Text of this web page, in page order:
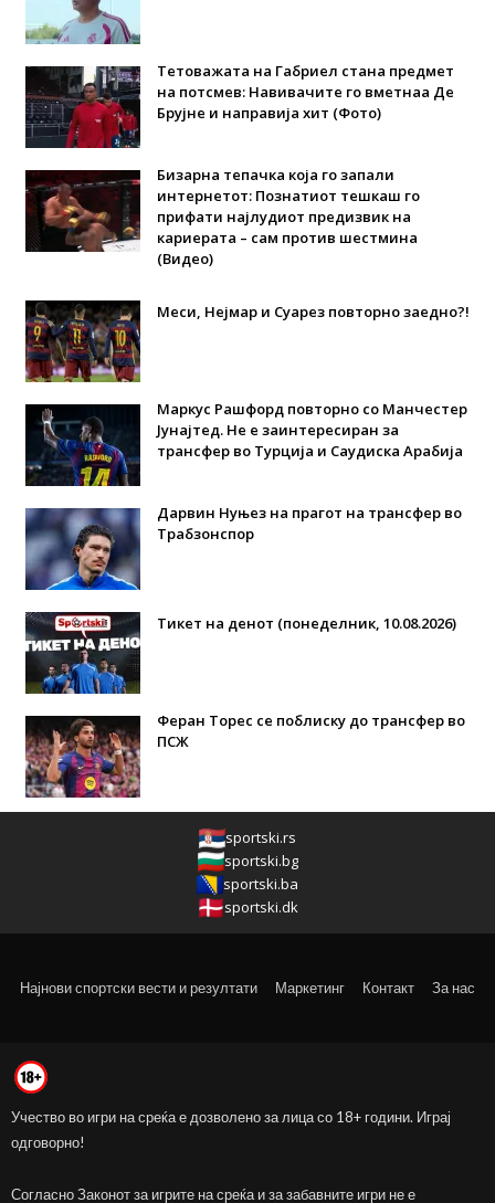
Тетоважата на Габриел стана предмет
на потсмев: Навивачите го вметнаа Де
Брујне и направија хит (Фото)
Бизарна тепачка која го запали
интернетот: Познатиот тешкаш го
прифати најлудиот предизвик на
кариерата – сам против шестмина
(Видео)
Меси, Нејмар и Суарез повторно заедно?!
Маркус Рашфорд повторно со Манчестер
Јунајтед. Не е заинтересиран за
трансфер во Турција и Саудиска Арабија
Дарвин Нуњез на прагот на трансфер во
Трабзонспор
Тикет на денот (понеделник, 10.08.2026)
Феран Торес се поблиску до трансфер во
ПСЖ
sportski.rs
sportski.bg
sportski.ba
sportski.dk
Најнови спортски вести и резултати Маркетинг Контакт За нас
Учество во игри на среќа е дозволено за лица со 18+ години. Играј
одговорно!
Согласно Законот за игрите на среќа и за забавните игри не е